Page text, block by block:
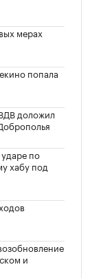
мерах
попала
доложил
по
хабу под
и